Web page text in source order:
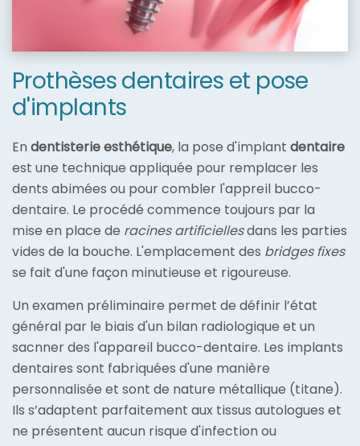
Prothèses dentaires et pose
d'implants
En dentisterie esthétique, la pose d'implant dentaire
est une technique appliquée pour remplacer les
dents abimées ou pour combler l'appreil bucco-
dentaire. Le procédé commence toujours par la
mise en place de racines artificiellesdans les parties
vides de la bouche. L'emplacement des bridges fixes
se fait d'une façon minutieuse et rigoureuse.
Un examen préliminaire permet de définir l’état
général par le biais d'un bilan radiologique et un
sacnner des l'appareil bucco-dentaire. Les implants
dentaires sont fabriquées d'une manière
personnalisée et sont de nature métallique (titane).
Ils s’adaptent parfaitement aux tissus autologues et
ne présentent aucun risque d'infection ou